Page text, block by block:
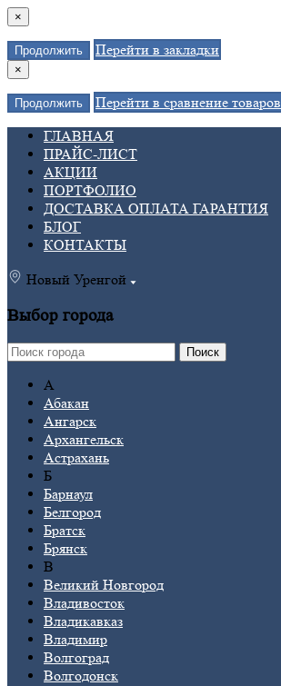
×
Продолжить Перейти в закладки
×
Продолжить
Перейти в сравнение товаров
ГЛАВНАЯ
ПРАЙС-ЛИСТ
АКЦИИ
ПОРТФОЛИО
ДОСТАВКА ОПЛАТА ГАРАНТИЯ
БЛОГ
КОНТАКТЫ
Новый Уренгой
Выбор города
Поиск
А
Абакан
Ангарск
Архангельск
Астрахань
Б
Барнаул
Белгород
Братск
Брянск
В
Великий Новгород
Владивосток
Владикавказ
Владимир
Волгоград
Волгодонск